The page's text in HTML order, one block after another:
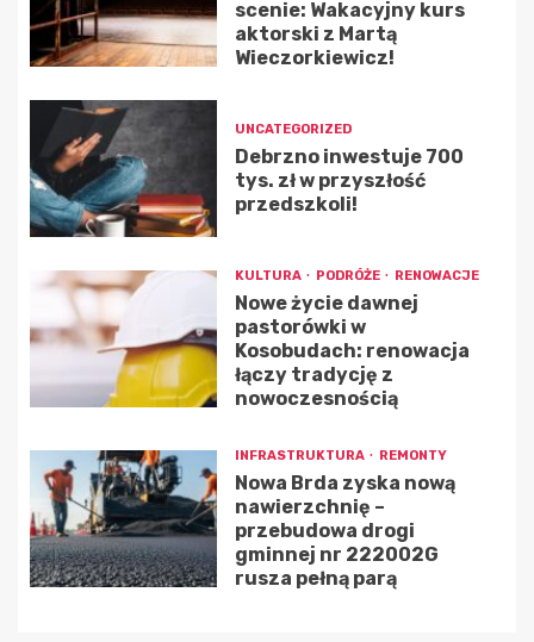
scenie: Wakacyjny kurs
aktorski z Martą
Wieczorkiewicz!
UNCATEGORIZED
Debrzno inwestuje 700
tys. zł w przyszłość
przedszkoli!
KULTURA PODRÓŻE RENOWACJE
Nowe życie dawnej
pastorówki w
Kosobudach: renowacja
łączy tradycję z
nowoczesnością
INFRASTRUKTURA REMONTY
Nowa Brda zyska nową
nawierzchnię –
przebudowa drogi
gminnej nr 222002G
rusza pełną parą